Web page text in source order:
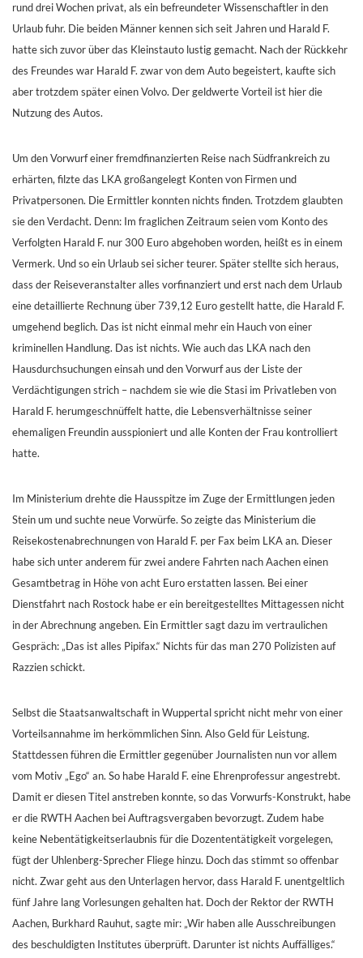
rund drei Wochen privat, als ein befreundeter Wissenschaftler in den
Urlaub fuhr. Die beiden Männer kennen sich seit Jahren und Harald F.
hatte sich zuvor über das Kleinstauto lustig gemacht. Nach der Rückkehr
des Freundes war Harald F. zwar von dem Auto begeistert, kaufte sich
aber trotzdem später einen Volvo. Der geldwerte Vorteil ist hier die
Nutzung des Autos.
Um den Vorwurf einer fremdfinanzierten Reise nach Südfrankreich zu
erhärten, filzte das LKA großangelegt Konten von Firmen und
Privatpersonen. Die Ermittler konnten nichts finden. Trotzdem glaubten
sie den Verdacht. Denn: Im fraglichen Zeitraum seien vom Konto des
Verfolgten Harald F. nur 300 Euro abgehoben worden, heißt es in einem
Vermerk. Und so ein Urlaub sei sicher teurer. Später stellte sich heraus,
dass der Reiseveranstalter alles vorfinanziert und erst nach dem Urlaub
eine detaillierte Rechnung über 739,12 Euro gestellt hatte, die Harald F.
umgehend beglich. Das ist nicht einmal mehr ein Hauch von einer
kriminellen Handlung. Das ist nichts. Wie auch das LKA nach den
Hausdurchsuchungen einsah und den Vorwurf aus der Liste der
Verdächtigungen strich – nachdem sie wie die Stasi im Privatleben von
Harald F. herumgeschnüffelt hatte, die Lebensverhältnisse seiner
ehemaligen Freundin ausspioniert und alle Konten der Frau kontrolliert
hatte.
Im Ministerium drehte die Hausspitze im Zuge der Ermittlungen jeden
Stein um und suchte neue Vorwürfe. So zeigte das Ministerium die
Reisekostenabrechnungen von Harald F. per Fax beim LKA an. Dieser
habe sich unter anderem für zwei andere Fahrten nach Aachen einen
Gesamtbetrag in Höhe von acht Euro erstatten lassen. Bei einer
Dienstfahrt nach Rostock habe er ein bereitgestelltes Mittagessen nicht
in der Abrechnung angeben. Ein Ermittler sagt dazu im vertraulichen
Gespräch: „Das ist alles Pipifax.“ Nichts für das man 270 Polizisten auf
Razzien schickt.
Selbst die Staatsanwaltschaft in Wuppertal spricht nicht mehr von einer
Vorteilsannahme im herkömmlichen Sinn. Also Geld für Leistung.
Stattdessen führen die Ermittler gegenüber Journalisten nun vor allem
vom Motiv „Ego“ an. So habe Harald F. eine Ehrenprofessur angestrebt.
Damit er diesen Titel anstreben konnte, so das Vorwurfs-Konstrukt, habe
er die RWTH Aachen bei Auftragsvergaben bevorzugt. Zudem habe
keine Nebentätigkeitserlaubnis für die Dozententätigkeit vorgelegen,
fügt der Uhlenberg-Sprecher Fliege hinzu. Doch das stimmt so offenbar
nicht. Zwar geht aus den Unterlagen hervor, dass Harald F. unentgeltlich
fünf Jahre lang Vorlesungen gehalten hat. Doch der Rektor der RWTH
Aachen, Burkhard Rauhut, sagte mir: „Wir haben alle Ausschreibungen
des beschuldigten Institutes überprüft. Darunter ist nichts Auffälliges.“